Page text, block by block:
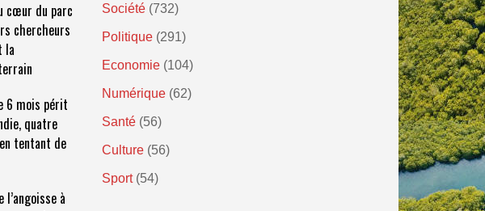
cœur du parc
chercheurs
la
6 mois périt
quatre
tentant de
l’angoisse à
Société (732)
Politique (291)
Economie (104)
Numérique (62)
Santé (56)
Culture (56)
Sport (54)